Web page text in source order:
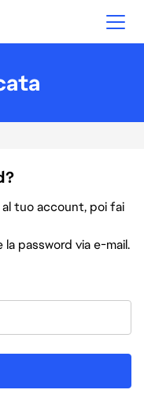
tuo account, poi fai
password via e-mail.
e-mail